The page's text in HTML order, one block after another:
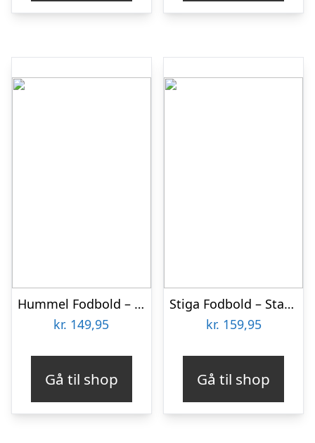
Hummel Fodbold – hmlFootball – Black/Green Gecko
kr. 149,95
Gå til shop
Stiga Fodbold – Star – Str. 5 – Sort/Orange
kr. 159,95
Gå til shop